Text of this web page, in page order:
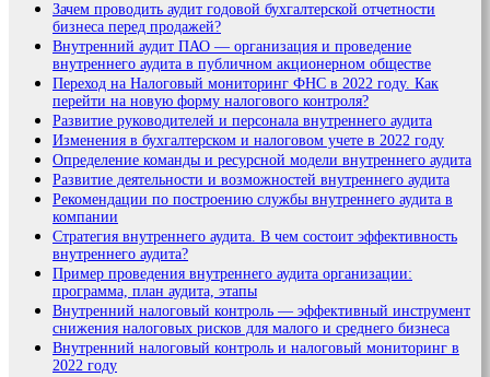
Зачем проводить аудит годовой бухгалтерской отчетности
бизнеса перед продажей?
Внутренний аудит ПАО — организация и проведение
внутреннего аудита в публичном акционерном обществе
Переход на Налоговый мониторинг ФНС в 2022 году. Как
перейти на новую форму налогового контроля?
Развитие руководителей и персонала внутреннего аудита
Изменения в бухгалтерском и налоговом учете в 2022 году
Определение команды и ресурсной модели внутреннего аудита
Развитие деятельности и возможностей внутреннего аудита
Рекомендации по построению службы внутреннего аудита в
компании
Стратегия внутреннего аудита. В чем состоит эффективность
внутреннего аудита?
Пример проведения внутреннего аудита организации:
программа, план аудита, этапы
Внутренний налоговый контроль — эффективный инструмент
снижения налоговых рисков для малого и среднего бизнеса
Внутренний налоговый контроль и налоговый мониторинг в
2022 году